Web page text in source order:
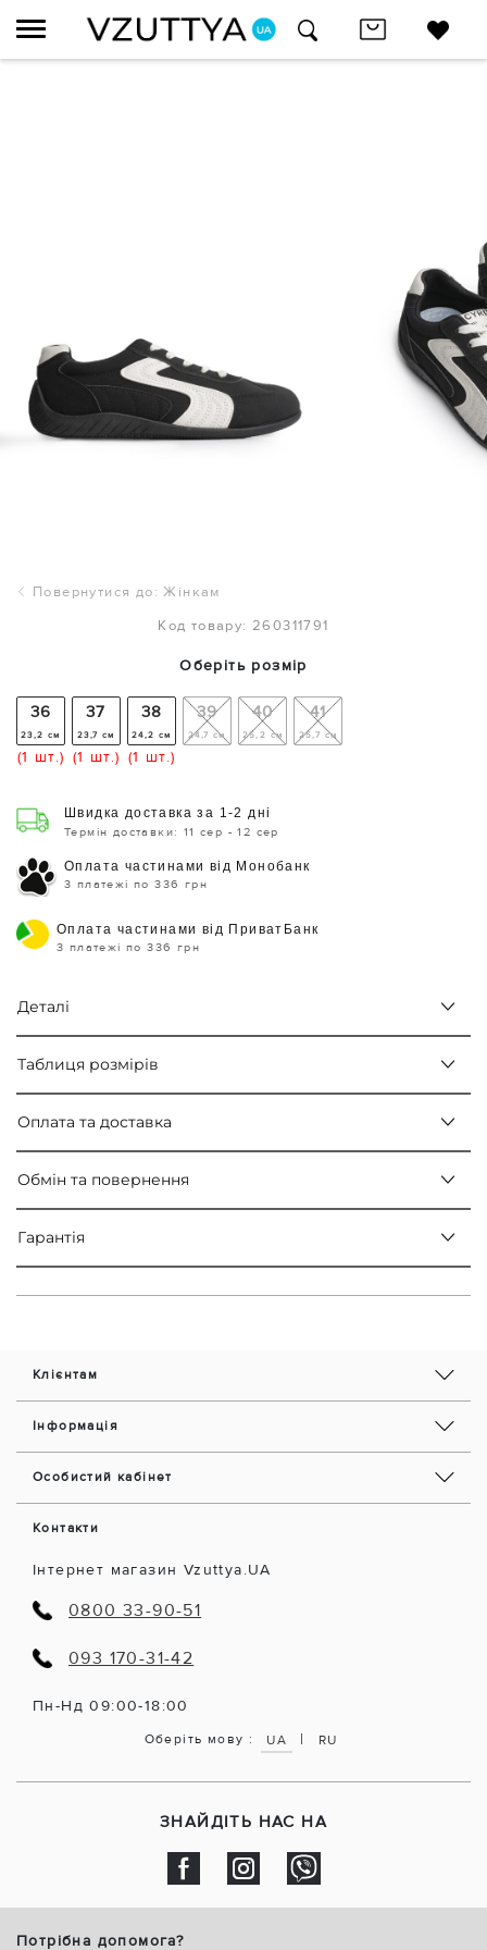
Повернутися до: Жінкам
Код товару: 260311791
Оберіть розмір
36
23,2 см
(1 шт.)
37
23,7 см
(1 шт.)
38
24,2 см
(1 шт.)
39
24,7 см
40
25,2 см
41
25,7 см
Швидка доставка за 1-2 дні
Термін доставки: 11 сер - 12 сер
Оплата частинами від Монобанк
3 платежі по 336 грн
Оплата частинами від ПриватБанк
3 платежі по 336 грн
Деталі
Таблиця розмірів
Оплата та доставка
Обмін та повернення
Гарантія
Клієнтам
Інформація
Особистий кабінет
Контакти
Інтернет магазин Vzuttya.UA
0800 33-90-51
093 170-31-42
Пн-Нд 09:00-18:00
Оберіть мову : UA | RU
ЗНАЙДІТЬ НАС НА
Потрібна допомога?